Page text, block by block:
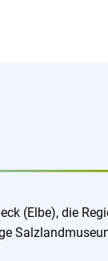
(Elbe), die